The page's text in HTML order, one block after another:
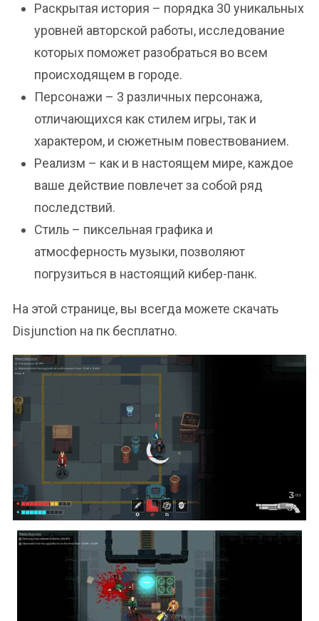
Раскрытая история – порядка 30 уникальных
уровней авторской работы, исследование
которых поможет разобраться во всем
происходящем в городе.
Персонажи – 3 различных персонажа,
отличающихся как стилем игры, так и
характером, и сюжетным повествованием.
Реализм – как и в настоящем мире, каждое
ваше действие повлечет за собой ряд
последствий.
Стиль – пиксельная графика и
атмосферность музыки, позволяют
погрузиться в настоящий кибер-панк.
На этой странице, вы всегда можете скачать
Disjunction на пк бесплатно.